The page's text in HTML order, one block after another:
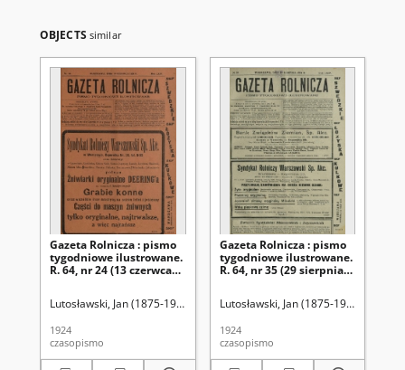
OBJECTS similar
Gazeta Rolnicza : pismo
tygodniowe ilustrowane.
R. 64, nr 24 (13 czerwca
Lutosławski, Jan (1875-1950). Red.
1924
czasopismo
Gazeta Rolnicza : pismo
tygodniowe ilustrowane.
R. 64, nr 35 (29 sierpnia
Lutosławski, Jan (1875-1950). Red.
1924
czasopismo